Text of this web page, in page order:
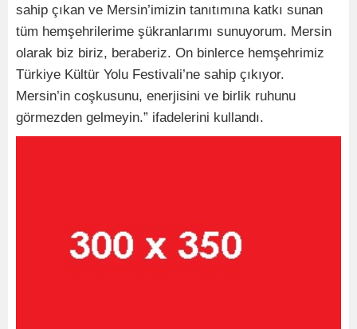
sahip çıkan ve Mersin’imizin tanıtımına katkı sunan
tüm hemşehrilerime şükranlarımı sunuyorum. Mersin
olarak biz biriz, beraberiz. On binlerce hemşehrimiz
Türkiye Kültür Yolu Festivali’ne sahip çıkıyor.
Mersin’in coşkusunu, enerjisini ve birlik ruhunu
görmezden gelmeyin.” ifadelerini kullandı.